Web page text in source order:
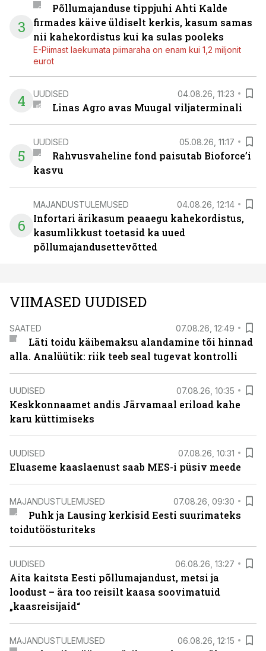
3
Põllumajanduse tippjuhi Ahti Kalde
firmades käive üldiselt kerkis, kasum samas
nii kahekordistus kui ka sulas pooleks
E-Piimast laekumata piimaraha on enam kui 1,2 miljonit
eurot
4 UUDISED 04.08.26, 11:23
Linas Agro avas Muugal viljaterminali
5
UUDISED 05.08.26, 11:17
Rahvusvaheline fond paisutab Bioforce’i
kasvu
6
MAJANDUSTULEMUSED 04.08.26, 12:14
Infortari ärikasum peaaegu kahekordistus,
kasumlikkust toetasid ka uued
põllumajandusettevõtted
VIIMASED UUDISED
SAATED 07.08.26, 12:49
Läti toidu käibemaksu alandamine tõi hinnad
alla. Analüütik: riik teeb seal tugevat kontrolli
UUDISED 07.08.26, 10:35
Keskkonnaamet andis Järvamaal eriload kahe
karu küttimiseks
UUDISED 07.08.26, 10:31
Eluaseme kaaslaenust saab MES-i püsiv meede
MAJANDUSTULEMUSED 07.08.26, 09:30
Puhk ja Lausing kerkisid Eesti suurimateks
toidutöösturiteks
UUDISED 06.08.26, 13:27
Aita kaitsta Eesti põllumajandust, metsi ja
loodust – ära too reisilt kaasa soovimatuid
„kaasreisijaid“
MAJANDUSTULEMUSED 06.08.26, 12:15